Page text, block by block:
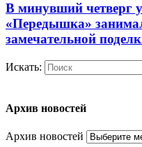
В минувший четверг
«Передышка»
замечательной
Искать:
Архив новостей
Архив новостей